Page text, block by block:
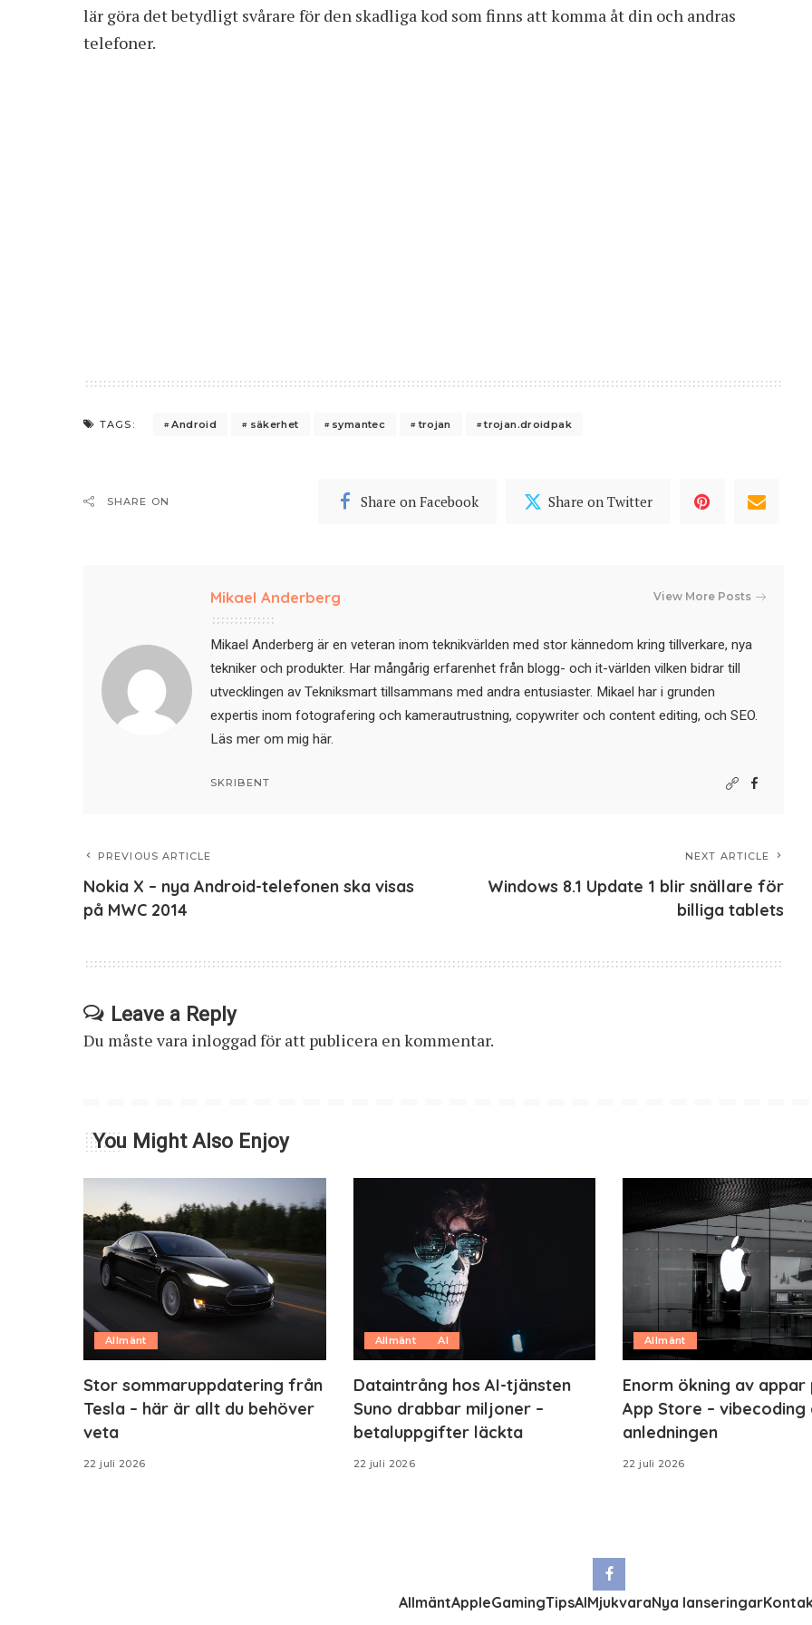
lär göra det betydligt svårare för den skadliga kod som finns att komma åt din och andras
telefoner.
TAGS: Android säkerhet symantec trojan trojan.droidpak
SHARE ON Share on Facebook Share on Twitter
Mikael Anderberg View More Posts
Mikael Anderberg är en veteran inom teknikvärlden med stor kännedom kring tillverkare, nya
tekniker och produkter. Har mångårig erfarenhet från blogg- och it-världen vilken bidrar till
utvecklingen av Tekniksmart tillsammans med andra entusiaster. Mikael har i grunden
expertis inom fotografering och kamerautrustning, copywriter och content editing, och SEO.
Läs mer om mig här.
SKRIBENT
PREVIOUS ARTICLE
Nokia X – nya Android-telefonen ska visas
på MWC 2014
NEXT ARTICLE
Windows 8.1 Update 1 blir snällare för
billiga tablets
Leave a Reply
Du måste vara inloggadför att publicera en kommentar.
You Might Also Enjoy
Allmänt
Stor sommaruppdatering från
Tesla – här är allt du behöver
veta
22 juli 2026
Allmänt AI
Dataintrång hos AI-tjänsten
Suno drabbar miljoner –
betaluppgifter läckta
22 juli 2026
Allmänt
Enorm ökning av appar
App Store – vibecoding
anledningen
22 juli 2026
AllmäntAppleGamingTipsAIMjukvaraNya lanseringar